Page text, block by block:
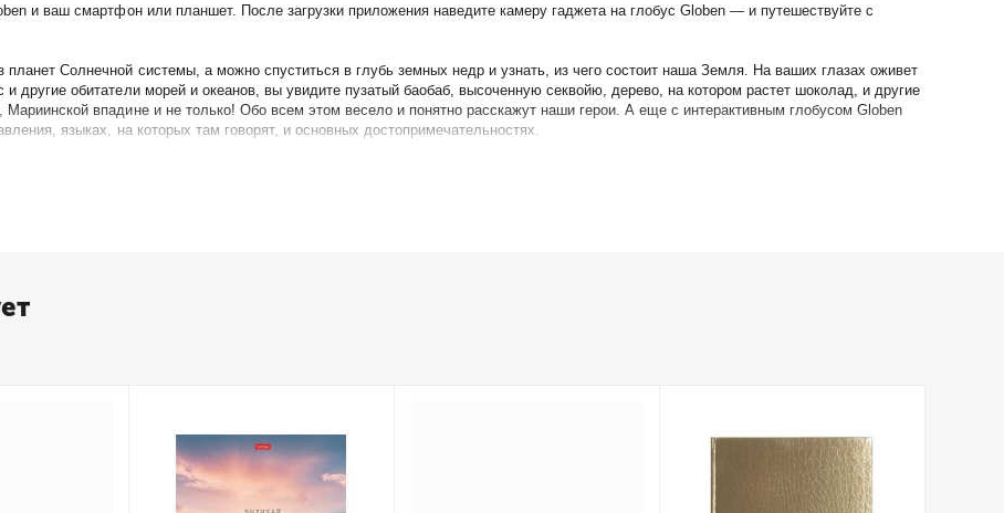
и ваш смартфон или планшет. После загрузки приложения наведите камеру гаджета на глобус Globen — и путешествуйте с
Солнечной системы, а можно спуститься в глубь земных недр и узнать, из чего состоит наша Земля. На ваших глазах оживет
другие обитатели морей и океанов, вы увидите пузатый баобаб, высоченную секвойю, дерево, на котором растет шоколад, и другие
впадине и не только! Обо всем этом весело и понятно расскажут наши герои. А еще с интерактивным глобусом Globen
языках, на которых там говорят, и основных достопримечательностях.
(VR) можно почувствовать себя героем компьютерной игры или увлекательного квеста, в ходе которого ребёнок узнает и откроет
срока.